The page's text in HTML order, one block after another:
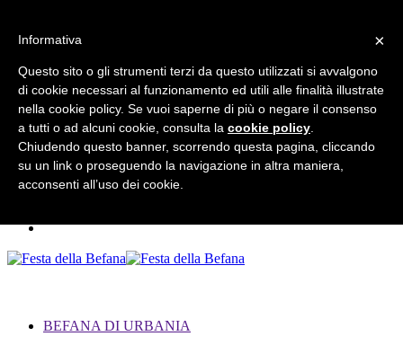
Search for:
BEFANA DI URBANIA
×
Informativa
Questo sito o gli strumenti terzi da questo utilizzati si avvalgono
di cookie necessari al funzionamento ed utili alle finalità illustrate
nella cookie policy. Se vuoi saperne di più o negare il consenso
a tutti o ad alcuni cookie, consulta la cookie policy
Chiudendo questo banner, scorrendo questa pagina, cliccando
su un link o proseguendo la navigazione in altra maniera,
acconsenti all’uso dei cookie.